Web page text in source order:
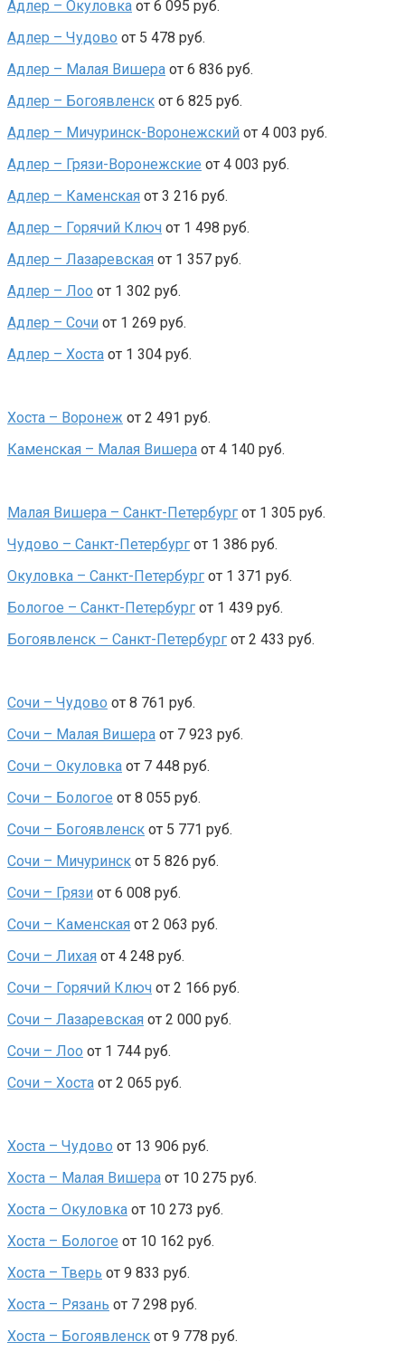
Адлер – Окуловка от 6 095 руб.
Адлер – Чудово от 5 478 руб.
Адлер – Малая Вишера от 6 836 руб.
Адлер – Богоявленск от 6 825 руб.
Адлер – Мичуринск-Воронежский от 4 003 руб.
Адлер – Грязи-Воронежские от 4 003 руб.
Адлер – Каменская от 3 216 руб.
Адлер – Горячий Ключ от 1 498 руб.
Адлер – Лазаревская от 1 357 руб.
Адлер – Лоо от 1 302 руб.
Адлер – Сочи от 1 269 руб.
Адлер – Хоста от 1 304 руб.
Хоста – Воронеж от 2 491 руб.
Каменская – Малая Вишера от 4 140 руб.
Малая Вишера – Санкт-Петербург от 1 305 руб.
Чудово – Санкт-Петербург от 1 386 руб.
Окуловка – Санкт-Петербург от 1 371 руб.
Бологое – Санкт-Петербург от 1 439 руб.
Богоявленск – Санкт-Петербург от 2 433 руб.
Сочи – Чудово от 8 761 руб.
Сочи – Малая Вишера от 7 923 руб.
Сочи – Окуловка от 7 448 руб.
Сочи – Бологое от 8 055 руб.
Сочи – Богоявленск от 5 771 руб.
Сочи – Мичуринск от 5 826 руб.
Сочи – Грязи от 6 008 руб.
Сочи – Каменская от 2 063 руб.
Сочи – Лихая от 4 248 руб.
Сочи – Горячий Ключ от 2 166 руб.
Сочи – Лазаревская от 2 000 руб.
Сочи – Лоо от 1 744 руб.
Сочи – Хоста от 2 065 руб.
Хоста – Чудово от 13 906 руб.
Хоста – Малая Вишера от 10 275 руб.
Хоста – Окуловка от 10 273 руб.
Хоста – Бологое от 10 162 руб.
Хоста – Тверь от 9 833 руб.
Хоста – Рязань от 7 298 руб.
Хоста – Богоявленск от 9 778 руб.